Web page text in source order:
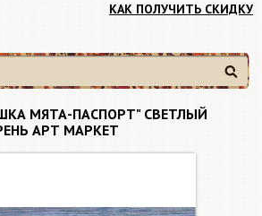
КАК ПОЛУЧИТЬ СКИДКУ
Найти
МЯТА-ПАСПОРТ" СВЕТЛЫЙ
АРТ МАРКЕТ